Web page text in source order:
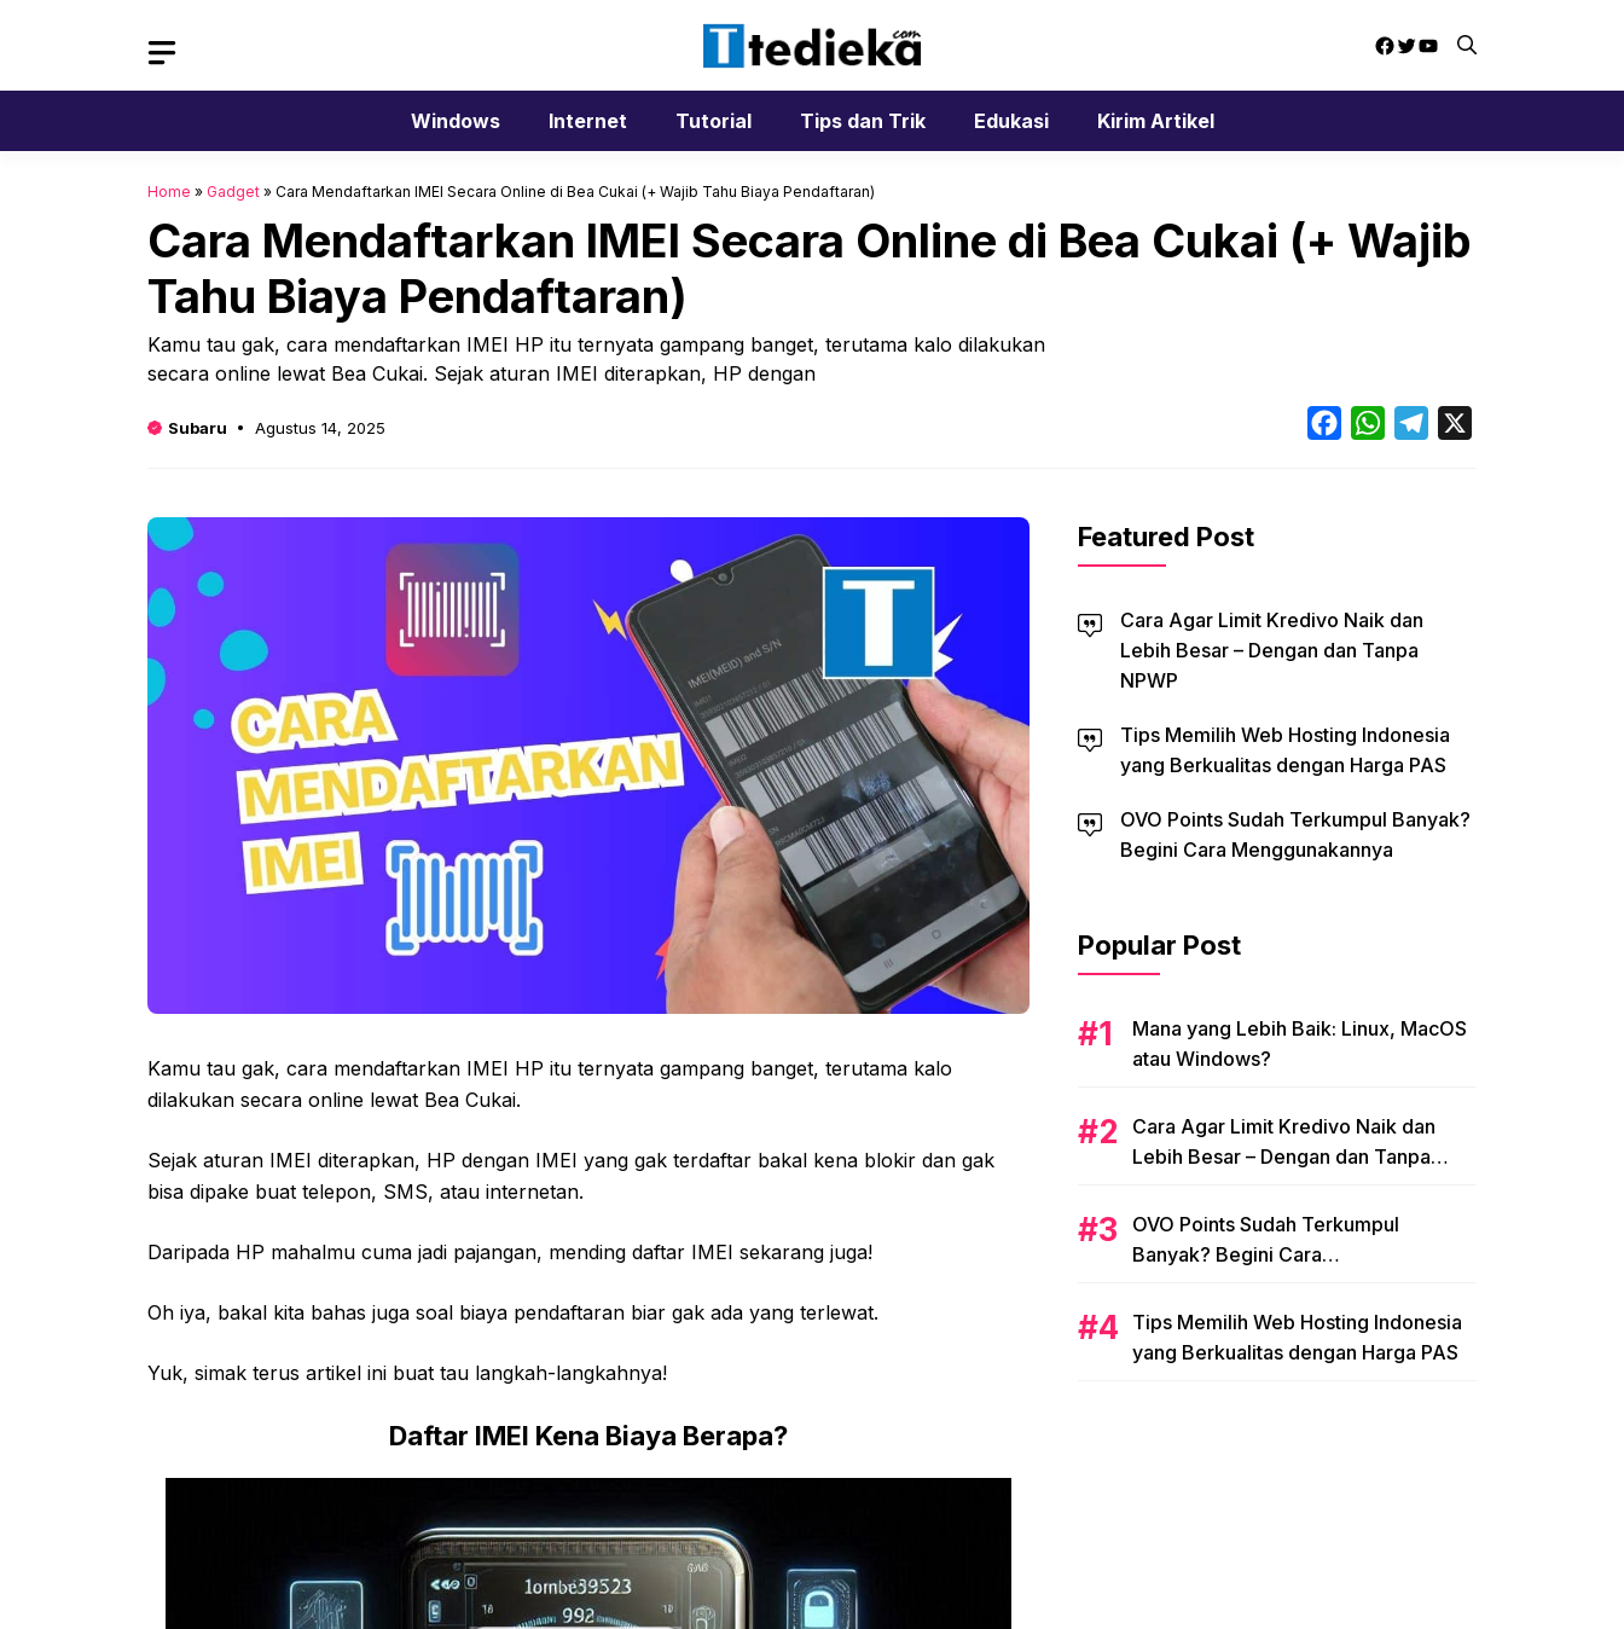
Facebook
Twitter
YouTube
Windows Internet Tutorial Tips dan Trik Edukasi Kirim Artikel
Home » Gadget » Cara Mendaftarkan IMEI Secara Online di Bea Cukai (+ Wajib Tahu Biaya Pendaftaran)
Cara Mendaftarkan IMEI Secara Online di Bea Cukai (+ Wajib
Tahu Biaya Pendaftaran)
Kamu tau gak, cara mendaftarkan IMEI HP itu ternyata gampang banget, terutama kalo dilakukan
secara online lewat Bea Cukai. Sejak aturan IMEI diterapkan, HP dengan
Subaru Agustus 14, 2025 FacebookWhatsAppTelegram
Kamu tau gak, cara mendaftarkan IMEI HP itu ternyata gampang banget, terutama kalo
dilakukan secara online lewat Bea Cukai.
Sejak aturan IMEI diterapkan, HP dengan IMEI yang gak terdaftar bakal kena blokir dan gak
bisa dipake buat telepon, SMS, atau internetan.
Daripada HP mahalmu cuma jadi pajangan, mending daftar IMEI sekarang juga!
Oh iya, bakal kita bahas juga soal biaya pendaftaran biar gak ada yang terlewat.
Yuk, simak terus artikel ini buat tau langkah-langkahnya!
Daftar IMEI Kena Biaya Berapa?
Featured Post
Cara Agar Limit Kredivo Naik dan
Lebih Besar – Dengan dan Tanpa
NPWP
Tips Memilih Web Hosting Indonesia
yang Berkualitas dengan Harga PAS
OVO Points Sudah Terkumpul Banyak?
Begini Cara Menggunakannya
Popular Post
Mana yang Lebih Baik: Linux, MacOS
atau Windows?
Cara Agar Limit Kredivo Naik dan
Lebih Besar – Dengan dan Tanpa
OVO Points Sudah Terkumpul
Banyak? Begini Cara
Tips Memilih Web Hosting Indonesia
yang Berkualitas dengan Harga PAS